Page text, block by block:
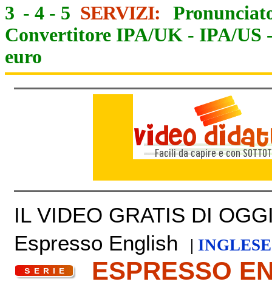
3 - 4 - 5 SERVIZI:
Convertitore IPA/UK - IPA/US
euro
IL VIDEO GRATIS DI
Espresso English
|
ESPRESSO